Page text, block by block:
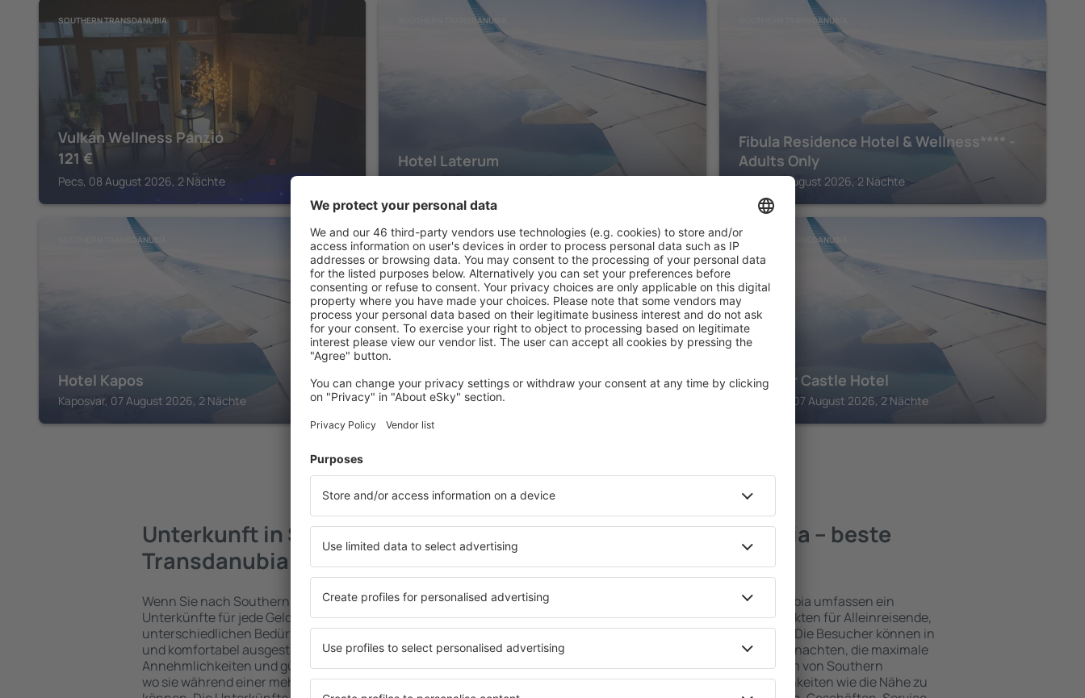
SOUTHERN TRANSDANUBIA
Vulkán Wellness Panzió
121 €
Pecs, 08 August 2026, 2 Nächte
SOUTHERN TRANSDANUBIA
Hotel Laterum
Pecs, 07 August 2026, 2 Nächte
SOUTHERN TRANSDANUBIA
Fibula Residence Hotel & Wellness**** -
Adults Only
Pecs, 07 August 2026, 2 Nächte
SOUTHERN TRANSDANUBIA
Hotel Kapos
Kaposvar, 07 August 2026, 2 Nächte
SOUTHERN TRANSDANUBIA
Ambient Hotel & Aromaspa Sikonda
Komlo, 07 August 2026, 2 Nächte
SOUTHERN TRANSDANUBIA
Puchner Castle Hotel
Dobrokoz, 07 August 2026, 2 Nächte
Unterkunft in Southern
Transdanubia
Wenn Sie nach Southern Transdanubia reisen, finden Sie
Unterkünfte für jede Geldtasche, die für Touristen mit
unterschiedlichen Bedürfnissen abgestimmt sind. Geräumige
und komfortabel ausgestattete Einrichtungen mit vielen
Annehmlichkeiten und günstige Hostels erwarten die Besucher,
wo sie während einer mehrtägigen Städtereise übernachten
Southern Transdanubia – beste
Unterkünfte
Die Unterkünfte in Southern Transdanubia umfassen ein
umfangreiches Angebot von vielen Objekten für Alleinreisende,
Paare, Familien, Senioren und Gruppen. Die Besucher können in
Apartments, Hotels und Pensionen übernachten, die maximale
Privatsphäre bieten und sich im Zentrum von Southern
Transdanubia befinden. Die Annehmlichkeiten wie die Nähe zu